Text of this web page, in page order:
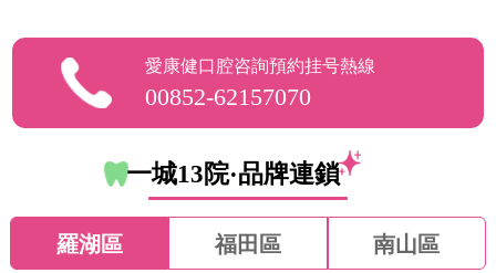
愛康健口腔咨詢預約挂号熱線
00852-62157070
一城13院·品牌連鎖
羅湖區 福田區 南山區